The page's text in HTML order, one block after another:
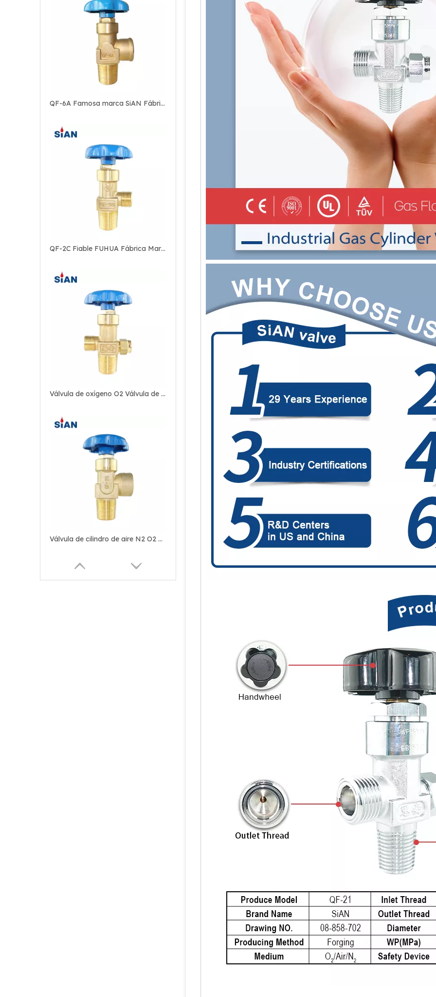
QF-6A Famosa marca SiAN Fábrica de Fuhua Rango de gas industrial O2 / Aire / N2 Cilindro Flapper Tipo Válvula de gas de latón
QF-2C Fiable FUHUA Fábrica Marca SiAN Seguro Rango de gas industrial N2 / O2 / Cilindro de aire Válvula tipo aleta Latón
Válvula de oxígeno O2 Válvula de aire N2
Válvula de cilindro de aire N2 O2 acoplada al eje práctica y de alta calidad